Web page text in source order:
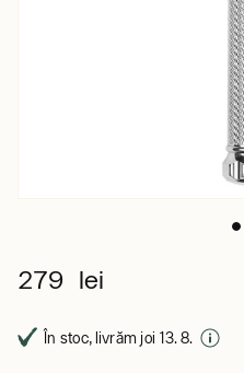
279 lei
În stoc, livrăm joi 13. 8.